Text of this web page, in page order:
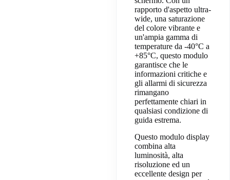
rapporto d'aspetto ultra-
wide, una saturazione
del colore vibrante e
un'ampia gamma di
temperature da -40°C a
+85°C, questo modulo
garantisce che le
informazioni critiche e
gli allarmi di sicurezza
rimangano
perfettamente chiari in
qualsiasi condizione di
guida estrema.
Questo modulo display
combina alta
luminosità, alta
risoluzione ed un
eccellente design per